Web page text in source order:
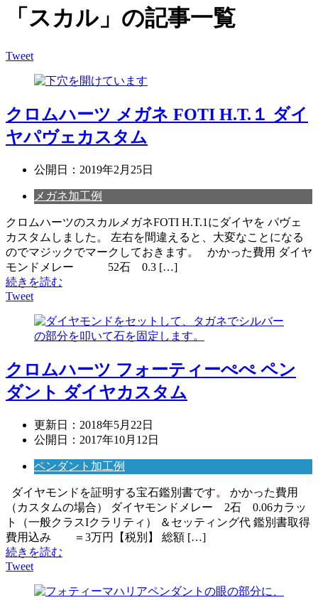
「スカル」の記事一覧
Tweet
クロムハーツ メガネ FOTI H.T.１ ダイ
ヤパヴェカスタム
公開日： 2019年2月25日
メガネ加工例
クロムハーツのスカルメガネFOTI H.T.1にダイヤを パヴェ
カスタムしました。 左右を間違えると、大変なことになる
のでマジックでマークしておきます。 かかった費用 ダイヤ
モンドメレー 52石 0.3 […]
続きを読む
Tweet
クロムハーツ フォーティーぺぺ ペン
ダント ダイヤカスタム
更新日： 2018年5月22日
公開日： 2017年10月12日
ペンダント加工例
ダイヤモンドを証明する宝石鑑別書です。 かかった費用
（カスタムの場合） ダイヤモンドメレー 2石 0.06カラッ
ト（一般クラスIクラリティ） ＆セッティング代 鑑別書取得
費用込み ＝3万円【税別】 総額 […]
続きを読む
Tweet